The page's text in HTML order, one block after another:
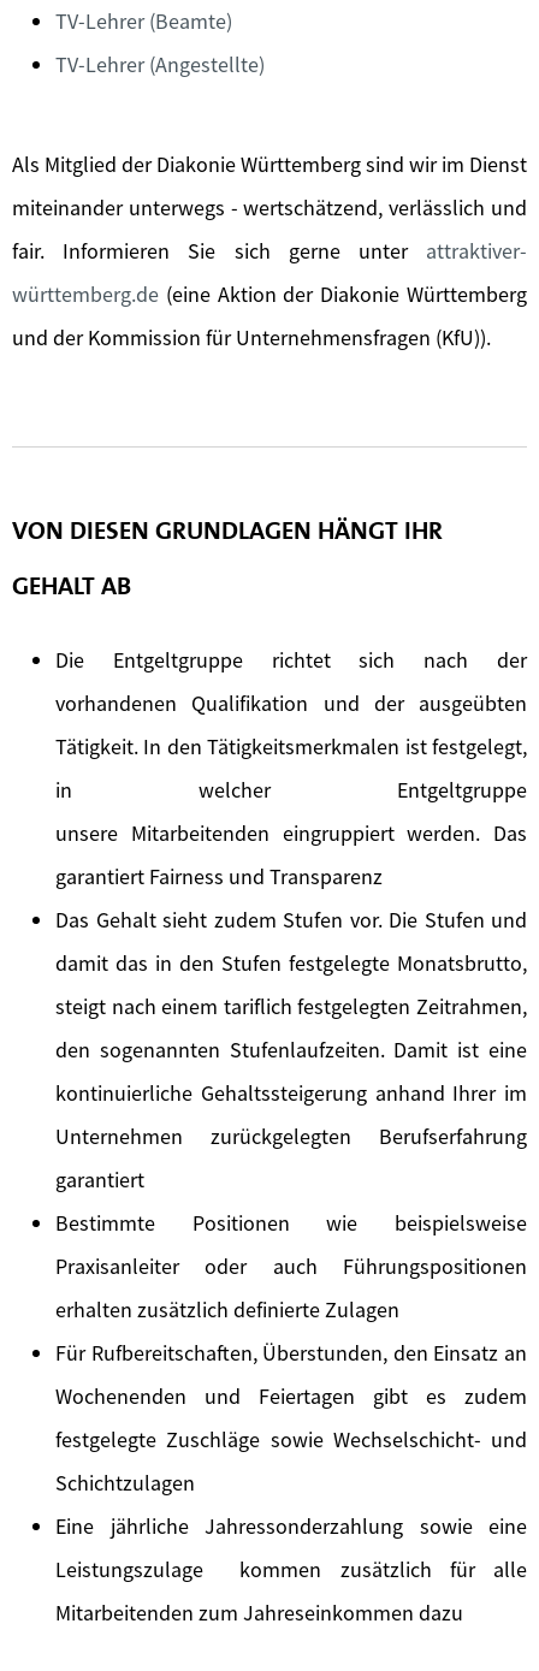
TV-Lehrer (Beamte)
TV-Lehrer (Angestellte)
Als Mitglied der Diakonie Württemberg sind wir im Dienst
miteinander unterwegs - wertschätzend, verlässlich und
fair. Informieren Sie sich gerne unter attraktiver-
württemberg.de (eine Aktion der Diakonie Württemberg
und der Kommission für Unternehmensfragen (KfU)).
VON DIESEN GRUNDLAGEN HÄNGT IHR
GEHALT AB
Die Entgeltgruppe richtet sich nach der
vorhandenen Qualifikation und der ausgeübten
Tätigkeit. In den Tätigkeitsmerkmalen ist festgelegt,
in welcher Entgeltgruppe
unsere Mitarbeitenden eingruppiert werden. Das
garantiert Fairness und Transparenz
Das Gehalt sieht zudem Stufen vor. Die Stufen und
damit das in den Stufen festgelegte Monatsbrutto,
steigt nach einem tariflich festgelegten Zeitrahmen,
den sogenannten Stufenlaufzeiten. Damit ist eine
kontinuierliche Gehaltssteigerung anhand Ihrer im
Unternehmen zurückgelegten Berufserfahrung
garantiert
Bestimmte Positionen wie beispielsweise
Praxisanleiter oder auch Führungspositionen
erhalten zusätzlich definierte Zulagen
Für Rufbereitschaften, Überstunden, den Einsatz an
Wochenenden und Feiertagen gibt es zudem
festgelegte Zuschläge sowie Wechselschicht- und
Schichtzulagen
Eine jährliche Jahressonderzahlung sowie eine
Leistungszulage kommen zusätzlich für alle
Mitarbeitenden zum Jahreseinkommen dazu